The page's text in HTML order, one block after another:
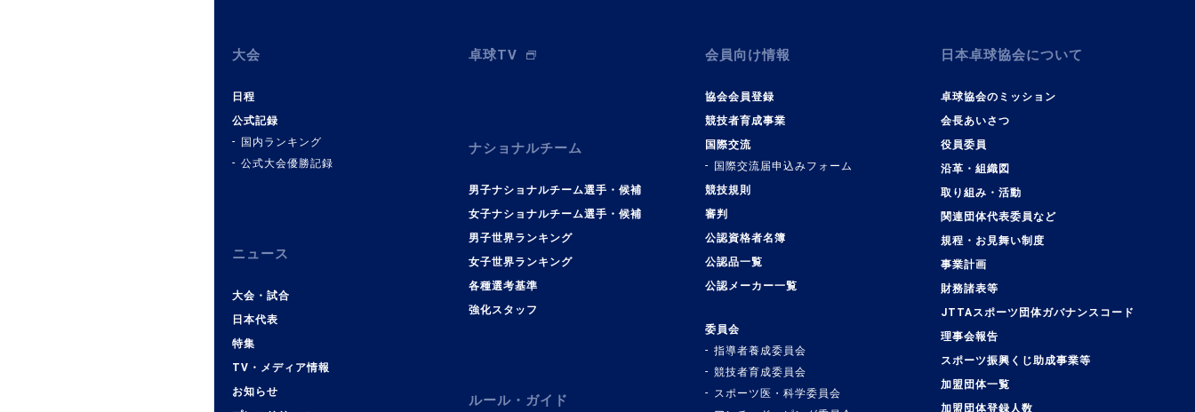
大会
日程
公式記録
国内ランキング
公式大会優勝記録
ニュース
大会・試合
日本代表
特集
TV・メディア情報
お知らせ
卓球TV
ナショナルチーム
男子ナショナルチーム選手・候補
女子ナショナルチーム選手・候補
男子世界ランキング
女子世界ランキング
各種選考基準
強化スタッフ
ルール・ガイド
会員向け情報
協会会員登録
競技者育成事業
国際交流
国際交流届申込みフォーム
競技規則
審判
公認資格者名簿
公認品一覧
公認メーカー一覧
委員会
指導者養成委員会
競技者育成委員会
スポーツ医・科学委員会
日本卓球協会について
卓球協会のミッション
会長あいさつ
役員委員
沿革・組織図
取り組み・活動
関連団体代表委員など
規程・お見舞い制度
事業計画
財務諸表等
JTTAスポーツ団体ガバナンスコード
理事会報告
スポーツ振興くじ助成事業等
加盟団体一覧
加盟団体登録人数